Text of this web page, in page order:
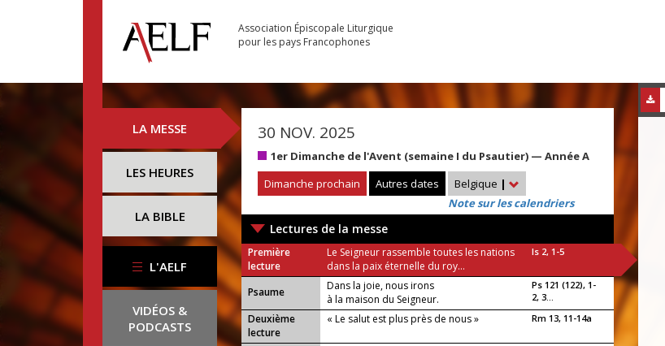
Association Épiscopale Liturgique
pour les pays Francophones
LA MESSE
LES HEURES
LA BIBLE
L'AELF
VIDÉOS &
PODCASTS
30 NOV. 2025
1er Dimanche de l'Avent (semaine I du Psautier) — Année A
Dimanche prochain
Autres dates Belgique |
Note sur les calendriers
Lectures de la messe
Première
lecture
Le Seigneur rassemble toutes les nations
dans la paix éternelle du roy...
Is 2, 1-5
Psaume
Dans la joie, nous irons
à la maison du Seigneur.
Ps 121 (122), 1-
2, 3...
Deuxième
lecture
« Le salut est plus près de nous » Rm 13, 11-14a